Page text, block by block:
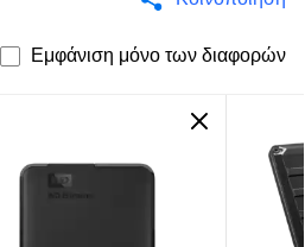
Εμφάνιση μόνο των διαφορών